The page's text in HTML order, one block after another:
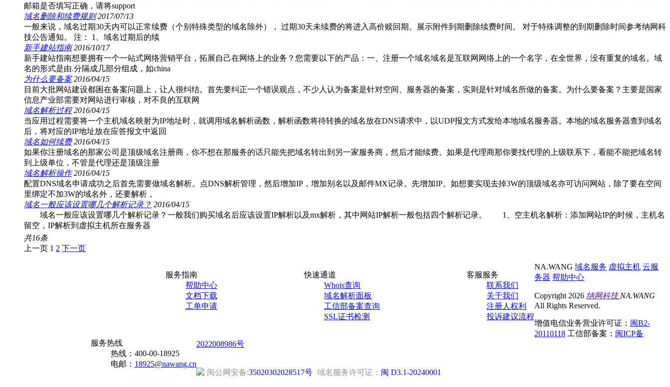
邮箱是否填写正确，请将support
域名删除和续费规则 2017/07/13
一般来说，域名过期30天内可以正常续费（个别特殊类型的域名除外）， 过期30天未续费的将进入高价赎回期。展示附件到期删除续费时间。 对于特殊调整的到期删除时间参考纳网科
技公告通知。 注： 1、域名过期后的续
新手建站指南 2016/10/17
新手建站指南想要拥有一个一站式网络营销平台，拓展自己在网络上的业务？您需要以下的产品：一、注册一个域名域名是互联网网络上的一个名字，在全世界，没有重复的域名。域
名的形式是由.分隔成几部分组成，如china
为什么要备案 2016/04/15
目前大批网站建设都困在备案问题上，让人很纠结。首先要纠正一个错误观点，不少人认为备案是针对空间、服务器的备案，实则是针对域名所做的备案。为什么要备案？主要是国家
信息产业部需要对网站进行审核，对不良的互联网
域名解析过程 2016/04/15
当应用过程需要将一个主机域名映射为IP地址时，就调用域名解析函数，解析函数将待转换的域名放在DNS请求中，以UDP报文方式发给本地域名服务器。本地的域名服务器查到域名
后，将对应的IP地址放在应答报文中返回
域名如何续费 2016/04/15
如果你注册域名的那家公司是顶级域名注册商，你不想在那服务的话只能先把域名转出到另一家服务商，然后才能续费。如果是代理商那你要找代理的上级联系下，看能不能把域名转
到上级单位，不管是代理还是顶级注册
域名解析操作 2016/04/15
配置DNS域名申请成功之后首先需要做域名解析。点DNS解析管理，然后增加IP，增加别名以及邮件MX记录。先增加IP。如想要实现去掉3W的顶级域名亦可访问网站，除了要在空间
里绑定不加3W的域名外，还要解析，
域名一般应该设置哪几个解析记录？ 2016/04/15
域名一般应该设置哪几个解析记录？一般我们购买域名后应该设置IP解析以及mx解析，其中网站IP解析一般包括四个解析记录。 1、空主机名解析：添加网站IP的时候，主机名
留空，IP解析到虚拟主机所在服务器
共16条
上一页 1 2 下一页
服务指南
帮助中心
文档下载
工单申请
快速通道
Whois查询
域名解析面板
工信部备案查询
SSL证书检测
客服服务
联系我们
关于我们
注册人权利
投诉建议流程
服务热线
热线： 400-00-18925
电邮： 18925@nawang.cn
NA.WANG 域名服务 虚拟主机 云服
务器 帮助中心
Copyright 2026 纳网科技NA.WANG
All Rights Reserved.
增值电信业务营业许可证： 闽B2-
20110118 工信部备案： 闽ICP备
2022008986号
闽公网安备:35020302028517号 域名服务许可证： 闽 D3.1-20240001